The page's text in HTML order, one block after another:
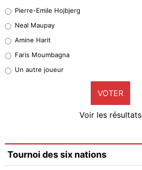
5%
1%
9%
Faris Moumbagna
4%
Pierre-Emile Hojbjerg
Neal Maupay
Amine Harit
Faris Moumbagna
Un autre joueur
VOTER
Voir les résultats
Tournoi des six nations